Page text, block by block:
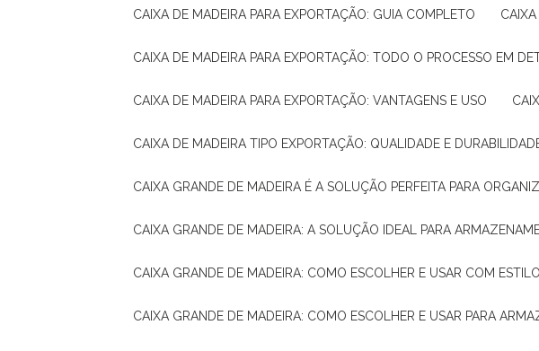
CAIXA DE MADEIRA PARA EXPORTAÇÃO: GUIA COMPLETO
CAIXA DE MADEIRA PARA EXPORTAÇÃO: TODO O PROCESSO EM
CAIXA DE MADEIRA PARA EXPORTAÇÃO: VANTAGENS E USO
CAIXA DE MADEIRA TIPO EXPORTAÇÃO: QUALIDADE E
CAIXA GRANDE DE MADEIRA É A SOLUÇÃO PERFEITA PARA
CAIXA GRANDE DE MADEIRA: A SOLUÇÃO IDEAL PARA
CAIXA GRANDE DE MADEIRA: COMO ESCOLHER E USAR COM
CAIXA GRANDE DE MADEIRA: COMO ESCOLHER E USAR PARA